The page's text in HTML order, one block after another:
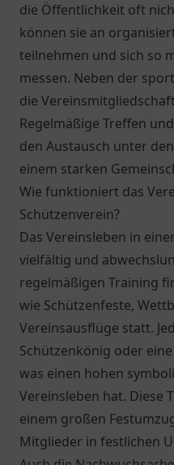
die Öffentlichkeit oft
können sie an
teilnehmen und sich so
messen. Neben der
die
Regelmäßige Treffen
den Austausch unter
einem starken
Wie funktioniert das
Schützenverein?
Das Vereinsleben in
vielfältig und
regelmäßigen Training
wie Schützenfeste,
Vereinsausflüge statt.
Schützenkönig oder
was einen hohen
Vereinsleben hat. Diese
einem großen
Mitglieder in festlichen